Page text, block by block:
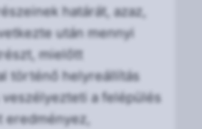
határát, azaz,
után mennyi
mielőtt
történő helyreállítás
a felépülés